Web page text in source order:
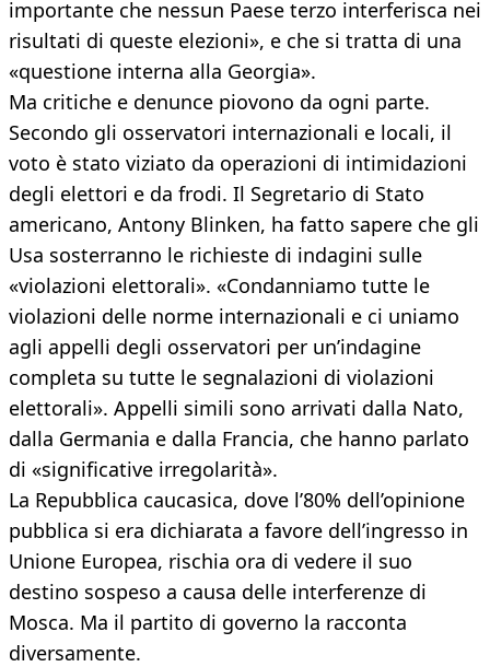
importante che nessun Paese terzo interferisca nei
risultati di queste elezioni», e che si tratta di una
«questione interna alla Georgia».
Ma critiche e denunce piovono da ogni parte.
Secondo gli osservatori internazionali e locali, il
voto è stato viziato da operazioni di intimidazioni
degli elettori e da frodi. Il Segretario di Stato
americano, Antony Blinken, ha fatto sapere che gli
Usa sosterranno le richieste di indagini sulle
«violazioni elettorali». «Condanniamo tutte le
violazioni delle norme internazionali e ci uniamo
agli appelli degli osservatori per un’indagine
completa su tutte le segnalazioni di violazioni
elettorali». Appelli simili sono arrivati dalla Nato,
dalla Germania e dalla Francia, che hanno parlato
di «significative irregolarità».
La Repubblica caucasica, dove l’80% dell’opinione
pubblica si era dichiarata a favore dell’ingresso in
Unione Europea, rischia ora di vedere il suo
destino sospeso a causa delle interferenze di
Mosca. Ma il partito di governo la racconta
diversamente.